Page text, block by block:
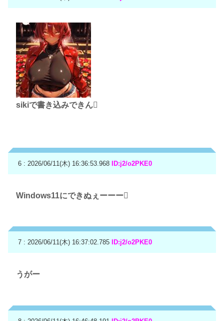
sikiで書き込みできん🫪
6 : 2026/06/11(木) 16:36:53.968 ID:j2/o2PKE0
Windows11にできぬぇーーー🫪
7 : 2026/06/11(木) 16:37:02.785 ID:j2/o2PKE0
うがー